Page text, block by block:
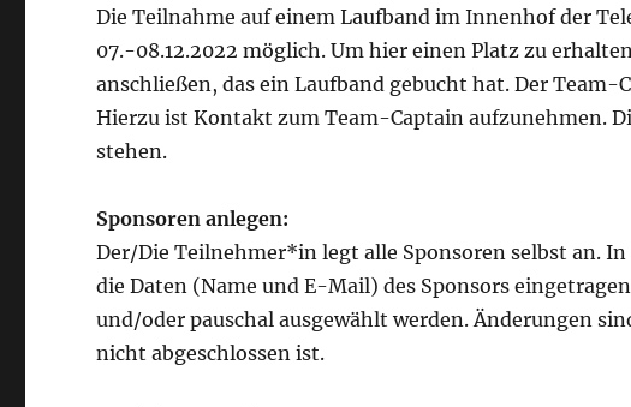
Die Teilnahme auf einem Laufband im Innenhof der
07.-08.12.2022 möglich. Um hier einen Platz zu
anschließen, das ein Laufband gebucht hat. Der
Hierzu ist Kontakt zum Team-Captain aufzunehmen.
stehen.
Sponsoren anlegen:
Der/Die Teilnehmer*in legt alle Sponsoren selbst an.
die Daten (Name und E-Mail) des Sponsors
und/oder pauschal ausgewählt werden. Änderungen
nicht abgeschlossen ist.